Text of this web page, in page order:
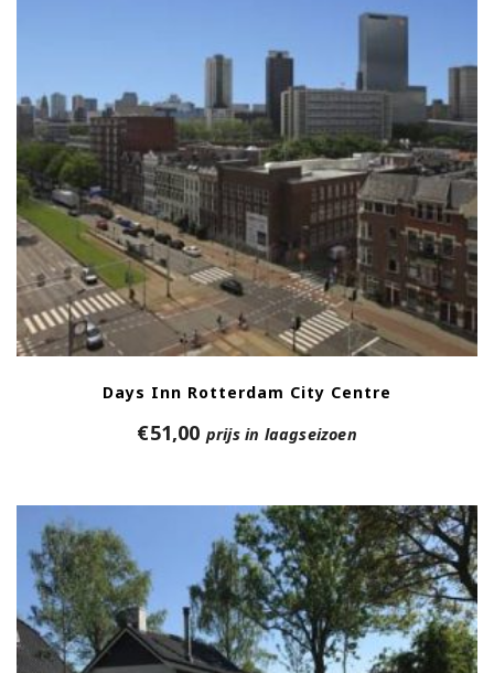
Days Inn Rotterdam City Centre
€51,00 prijs in laagseizoen